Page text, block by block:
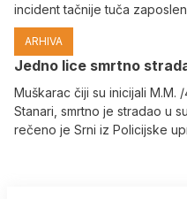
incident tačnije tuča
ARHIVA
Јedno lice smrtno
Muškarac čiji su inicijali M.M.
Stanari, smrtno je stradao u
rečeno je Srni iz Policijske